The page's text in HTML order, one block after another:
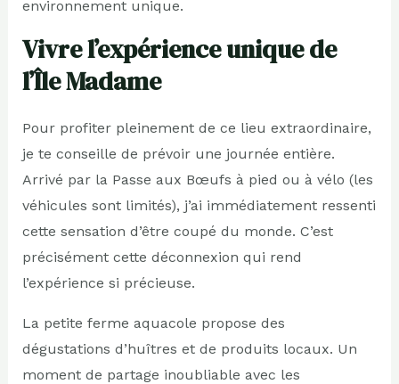
environnement unique.
Vivre l’expérience unique de
l’Île Madame
Pour profiter pleinement de ce lieu extraordinaire,
je te conseille de prévoir une journée entière.
Arrivé par la Passe aux Bœufs à pied ou à vélo (les
véhicules sont limités), j’ai immédiatement ressenti
cette sensation d’être coupé du monde. C’est
précisément cette déconnexion qui rend
l’expérience si précieuse.
La petite ferme aquacole propose des
dégustations d’huîtres et de produits locaux. Un
moment de partage inoubliable avec les